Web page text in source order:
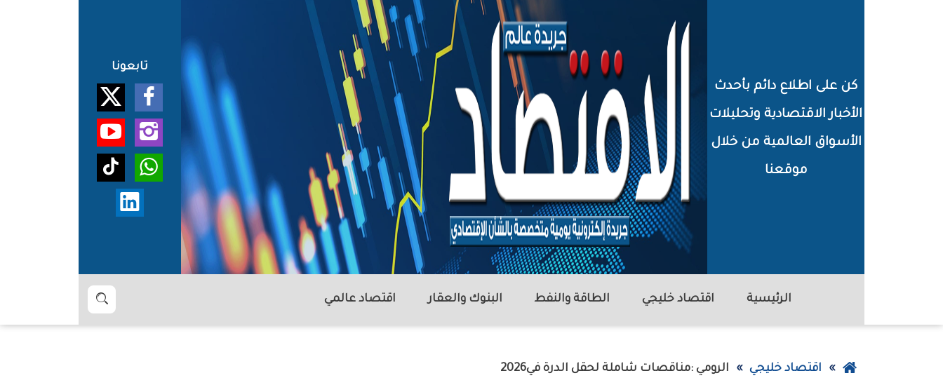
كن على اطلاع دائم بأحدث
الأخبار الاقتصادية وتحليلات
الأسواق العالمية من خلال
موقعنا
تابعونا
الرئيسية اقتصاد خليجي الطاقة والنفط البنوك والعقار اقتصاد عالمي بحث
عودةاقتصاد خليجي الرومي‭: ‬مناقصات‭ ‬شاملة‭ ‬لحقل‭ ‬الدرة‭ ‬في‭ ‬2026